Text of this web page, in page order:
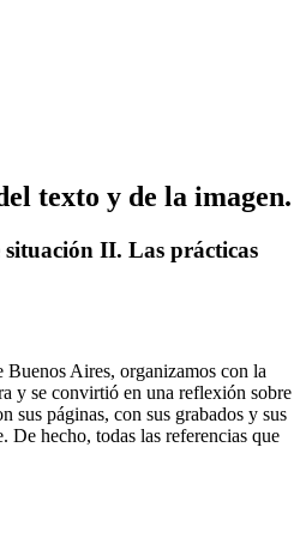
texto y de la imagen.
II. Las prácticas
Aires, organizamos con la
y se convirtió en una reflexión sobre
páginas, con sus grabados y sus
De hecho, todas las referencias que